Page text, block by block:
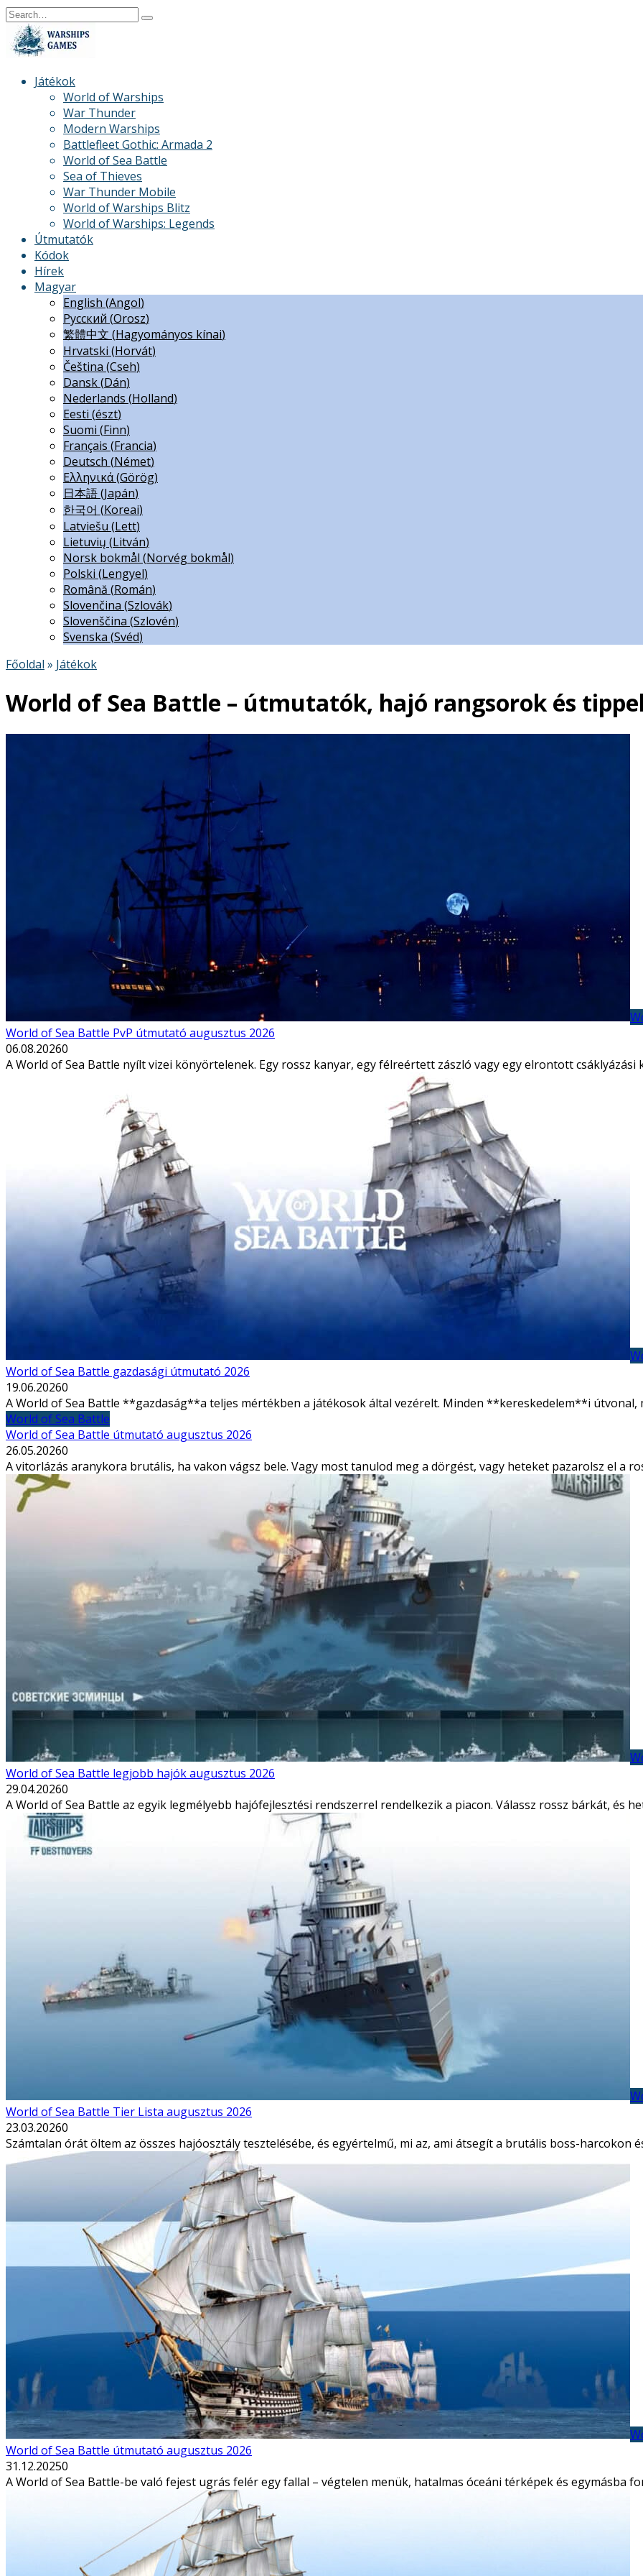
Skip
to
content
Search
for:
Játékok
World of Warships
War Thunder
Modern Warships
Battlefleet Gothic: Armada 2
World of Sea Battle
Sea of Thieves
War Thunder Mobile
World of Warships Blitz
World of Warships: Legends
Útmutatók
Kódok
Hírek
Magyar
English (Angol)
Русский (Orosz)
繁體中文 (Hagyományos kínai)
Hrvatski (Horvát)
Čeština (Cseh)
Dansk(Dán)
Nederlands (Holland)
Eesti (észt)
Suomi (Finn)
Français (Francia)
Deutsch (Német)
Ελληνικά(Görög)
日本語(Japán)
한국어 (Koreai)
Latviešu (Lett)
Lietuvių (Litván)
Norsk bokmål (Norvég bokmål)
Polski (Lengyel)
Română (Román)
Slovenčina (Szlovák)
Slovenščina (Szlovén)
Svenska (Svéd)
Főoldal » Játékok
World of Sea Battle – útmutatók, hajó rangsorok és
World of Sea Battle PvP útmutató augusztus 2026
06.08.20260
A World of Sea Battle nyílt vizei könyörtelenek. Egy rossz kanyar, egy félreértett zászló vagy egy elrontott csáklyázási
World of Sea Battle gazdasági útmutató 2026
19.06.20260
A World of Sea Battle **gazdaság**a teljes mértékben a játékosok által vezérelt. Minden **kereskedelem**i útvonal,
World of Sea Battle
World of Sea Battle útmutató augusztus 2026
26.05.20260
A vitorlázás aranykora brutális, ha vakon vágsz bele. Vagy most tanulod meg a dörgést, vagy heteket pazarolsz el a
World of Sea Battle legjobb hajók augusztus 2026
29.04.20260
A World of Sea Battle az egyik legmélyebb hajófejlesztési rendszerrel rendelkezik a piacon. Válassz rossz bárkát, és
World of Sea Battle Tier Lista augusztus 2026
23.03.20260
Számtalan órát öltem az összes hajóosztály tesztelésébe, és egyértelmű, mi az, ami átsegít a brutális boss-harcokon
World of Sea Battle útmutató augusztus 2026
31.12.20250
A World of Sea Battle-be való fejest ugrás felér egy fallal – végtelen menük, hatalmas óceáni térképek és egymásba